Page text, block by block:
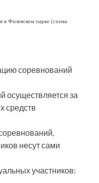
в Филевском парке (схема
соревнований
осуществляется за
средств
несут сами
участников: